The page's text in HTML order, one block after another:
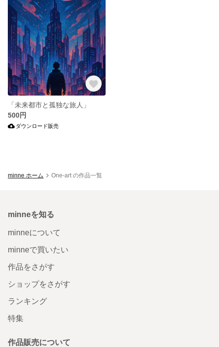
「未来都市と孤独な旅人」
500円
ダウンロード販売
minne ホーム One-art の作品一覧
minneを知る
minneについて
minneで買いたい
作品をさがす
ショップをさがす
ランキング
特集
作品販売について